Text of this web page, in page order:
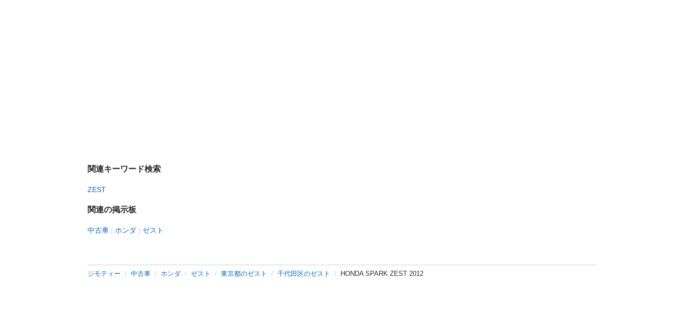
関連キーワード検索
ZEST
関連の掲示板
中古車 ホンダ ゼスト
ジモティー 中古車 ホンダ ゼスト 東京都のゼスト 千代田区のゼスト HONDA SPARK ZEST 2012